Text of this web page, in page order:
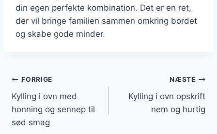
din egen perfekte kombination. Det er en ret,
der vil bringe familien sammen omkring bordet
og skabe gode minder.
Indlægsnavigation
FORRIGE
Kylling i ovn med
honning og sennep til
sød smag
NÆSTE
Kylling i ovn opskrift
nem og hurtig